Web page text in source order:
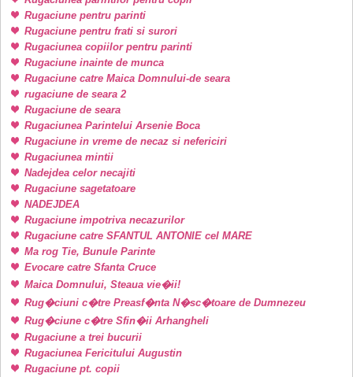
Rugaciune pentru parinti
Rugaciune pentru frati si surori
Rugaciunea copiilor pentru parinti
Rugaciune inainte de munca
Rugaciune catre Maica Domnului-de seara
rugaciune de seara 2
Rugaciune de seara
Rugaciunea Parintelui Arsenie Boca
Rugaciune in vreme de necaz si nefericiri
Rugaciunea mintii
Nadejdea celor necajiti
Rugaciune sagetatoare
NADEJDEA
Rugaciune impotriva necazurilor
Rugaciune catre SFANTUL ANTONIE cel MARE
Ma rog Tie, Bunule Parinte
Evocare catre Sfanta Cruce
Maica Domnului, Steaua vie�ii!
Rug�ciuni c�tre Preasf�nta N�sc�toare de Dumnezeu
Rug�ciune c�tre Sfin�ii Arhangheli
Rugaciune a trei bucurii
Rugaciunea Fericitului Augustin
Rugaciune pt. copii